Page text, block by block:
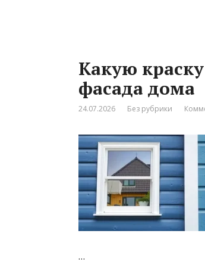
Какую
фасада дома
24.07.2026 Без рубрики
…